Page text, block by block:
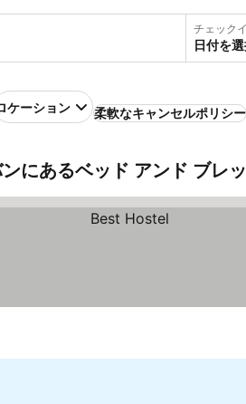
チェック
日付を
ケーション 柔軟なキャンセルポリシー
にあるベッド アンド ブレ